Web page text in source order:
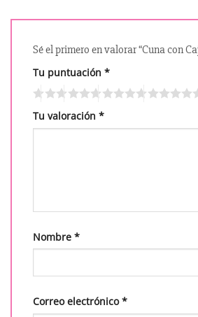
Sé el primero en valorar “Cuna con
Tu puntuación *
Tu valoración *
Nombre *
Correo electrónico*